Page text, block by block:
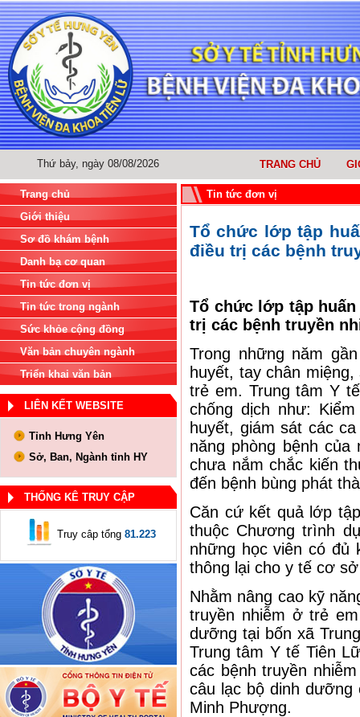
Thứ bảy, ngày 08/08/2026 TRANG CHỦ
Trang chủ
Giới thiệu
Sơ đồ khám bệnh
Danh bạ cơ quan
Tin tức đơn vị
Tin tức trong ngành
Sức khỏe cộng đồng
Văn bản chuyên ngành
Triển khai văn bản
LIÊN KẾT WEBSITE
Tỉnh Hưng Yên
Sở, Ban, Ngành tỉnh HY
THỐNG KÊ TRUY CẬP
Truy câp tổng 81.223
Tin tức đơn vị
Tổ chức lớp tập
điều trị các bệnh
Tổ chức lớp tập
trị các bệnh truyền
Trong những năm
huyết, tay chân
trẻ em. Trung tâm Y
chống dịch như:
huyết, giám sát các
năng phòng bệnh
chưa nắm chắc kiến
đến bệnh bùng phát
Căn cứ kết quả lớp
thuộc Chương trình
những học viên có đủ
thông lại cho y tế cơ
Nhằm nâng cao kỹ
truyền nhiễm ở trẻ
dưỡng tại bốn xã
Trung tâm Y tế Tiên
các bệnh truyền
câu lạc bộ dinh dưỡng
Minh Phượng.